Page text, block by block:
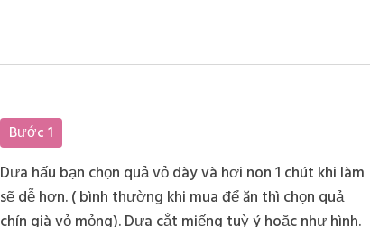
Bước 1
Dưa hấu bạn chọn quả vỏ dày và hơi non 1 chút khi làm
sẽ dễ hơn. ( bình thường khi mua để ăn thì chọn quả
chín già vỏ mỏng). Dưa cắt miếng tuỳ ý hoặc như hình.